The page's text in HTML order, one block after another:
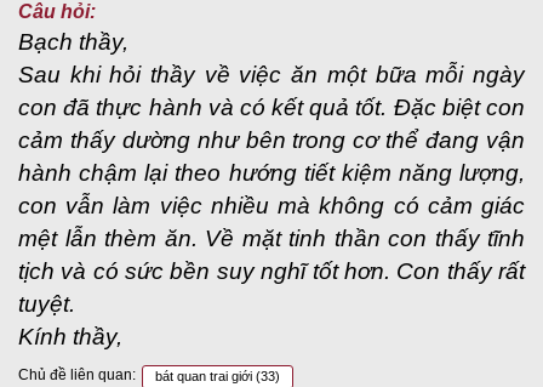
Câu hỏi:
Bạch thầy,
Sau khi hỏi thầy về việc ăn một bữa mỗi ngày
con đã thực hành và có kết quả tốt. Đặc biệt con
cảm thấy dường như bên trong cơ thể đang vận
hành chậm lại theo hướng tiết kiệm năng lượng,
con vẫn làm việc nhiều mà không có cảm giác
mệt lẫn thèm ăn. Về mặt tinh thần con thấy tĩnh
tịch và có sức bền suy nghĩ tốt hơn. Con thấy rất
tuyệt.
Kính thầy,
Chủ đề liên quan: bát quan trai giới (33)